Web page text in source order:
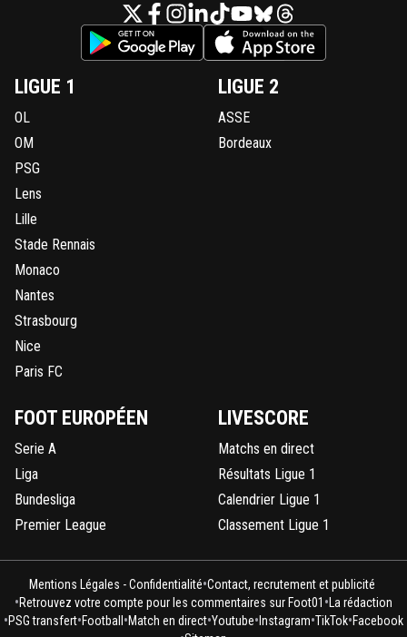
LIGUE 1
OL
OM
PSG
Lens
Lille
Stade Rennais
Monaco
Nantes
Strasbourg
Nice
Paris FC
LIGUE 2
ASSE
Bordeaux
FOOT EUROPÉEN
Serie A
Liga
Bundesliga
Premier League
LIVESCORE
Matchs en direct
Résultats Ligue 1
Calendrier Ligue 1
Classement Ligue 1
Mentions Légales - Confidentialité•Contact, recrutement et publicité
•Retrouvez votre compte pour les commentaires sur Foot01 •La rédaction
•PSG transfert•Football •Match en direct•Youtube• Instagram•TikTok•Facebook